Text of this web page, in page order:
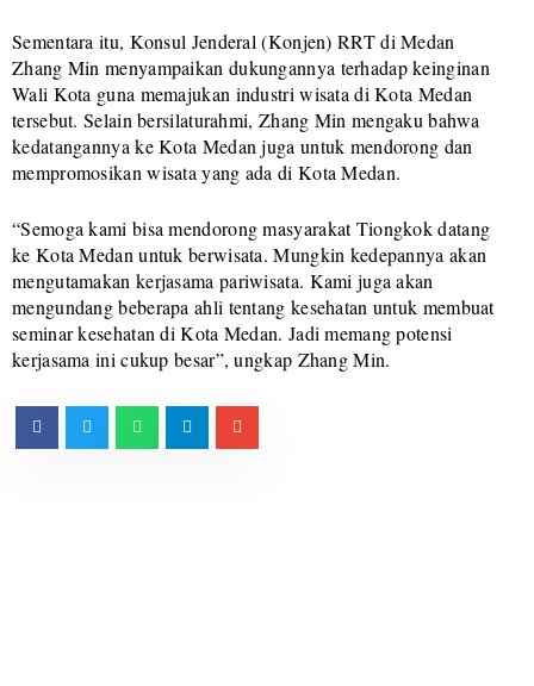
Sementara itu, Konsul Jenderal (Konjen) RRT di Medan
Zhang Min menyampaikan dukungannya terhadap keinginan
Wali Kota guna memajukan industri wisata di Kota Medan
tersebut. Selain bersilaturahmi, Zhang Min mengaku bahwa
kedatangannya ke Kota Medan juga untuk mendorong dan
mempromosikan wisata yang ada di Kota Medan.
“Semoga kami bisa mendorong masyarakat Tiongkok datang
ke Kota Medan untuk berwisata. Mungkin kedepannya akan
mengutamakan kerjasama pariwisata. Kami juga akan
mengundang beberapa ahli tentang kesehatan untuk membuat
seminar kesehatan di Kota Medan. Jadi memang potensi
kerjasama ini cukup besar”, ungkap Zhang Min.